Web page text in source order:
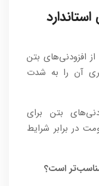
افزودنی‌های بتن
آن را به شدت
بتن برای
در برابر شرایط
است؟